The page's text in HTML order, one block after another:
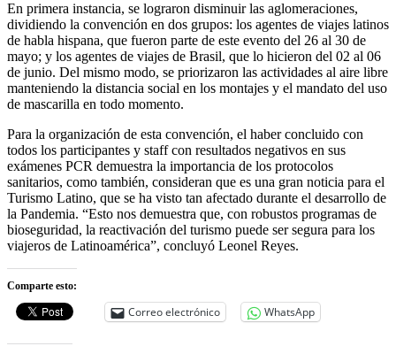
En primera instancia, se lograron disminuir las aglomeraciones,
dividiendo la convención en dos grupos: los agentes de viajes latinos
de habla hispana, que fueron parte de este evento del 26 al 30 de
mayo; y los agentes de viajes de Brasil, que lo hicieron del 02 al 06
de junio. Del mismo modo, se priorizaron las actividades al aire libre
manteniendo la distancia social en los montajes y el mandato del uso
de mascarilla en todo momento.
Para la organización de esta convención, el haber concluido con
todos los participantes y staff con resultados negativos en sus
exámenes PCR demuestra la importancia de los protocolos
sanitarios, como también, consideran que es una gran noticia para el
Turismo Latino, que se ha visto tan afectado durante el desarrollo de
la Pandemia. “Esto nos demuestra que, con robustos programas de
bioseguridad, la reactivación del turismo puede ser segura para los
viajeros de Latinoamérica”, concluyó Leonel Reyes.
Comparte esto:
Correo electrónico WhatsApp